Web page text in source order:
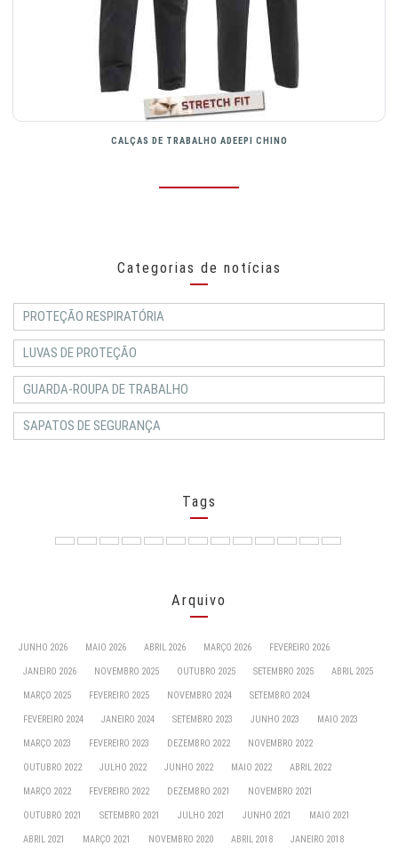
CALÇAS DE TRABALHO ADEEPI CHINO
Categorias de notícias
PROTEÇÃO RESPIRATÓRIA
LUVAS DE PROTEÇÃO
GUARDA-ROUPA DE TRABALHO
SAPATOS DE SEGURANÇA
Tags
Arquivo
JUNHO 2026 MAIO 2026 ABRIL 2026 MARÇO 2026 FEVEREIRO 2026
JANEIRO 2026 NOVEMBRO 2025 OUTUBRO 2025 SETEMBRO 2025 ABRIL 2025
MARÇO 2025 FEVEREIRO 2025 NOVEMBRO 2024 SETEMBRO 2024
FEVEREIRO 2024 JANEIRO 2024 SETEMBRO 2023 JUNHO 2023 MAIO 2023
MARÇO 2023 FEVEREIRO 2023 DEZEMBRO 2022 NOVEMBRO 2022
OUTUBRO 2022 JULHO 2022 JUNHO 2022 MAIO 2022 ABRIL 2022
MARÇO 2022 FEVEREIRO 2022 DEZEMBRO 2021 NOVEMBRO 2021
OUTUBRO 2021 SETEMBRO 2021 JULHO 2021 JUNHO 2021 MAIO 2021
ABRIL 2021 MARÇO 2021 NOVEMBRO 2020 ABRIL 2018 JANEIRO 2018